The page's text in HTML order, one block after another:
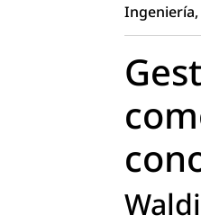
Ingeniería,